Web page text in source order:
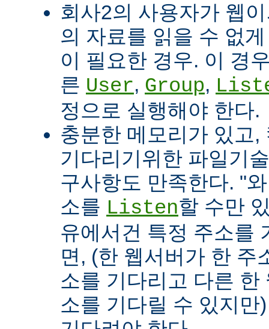
회사2의 사용자가 웹
의 자료를 읽을 수 없
이 필요한 경우. 이 경
른 User, Group,
정으로 실행해야 한다.
충분한 메모리가 있고,
기다리기위한 파일기
구사항도 만족한다. "
소를 Listen할 수만
유에서건 특정 주소를
면, (한 웹서버가 한 주
소를 기다리고 다른 한
소를 기다릴 수 있지